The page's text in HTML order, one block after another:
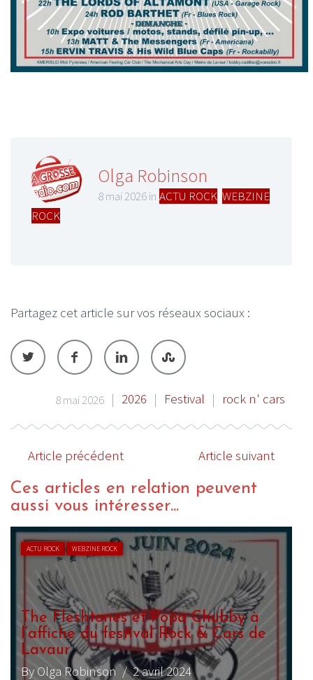
Olga Robinson
8 mai 2026 in ACTU ROCK WEBZINE
ROCK
Partagez cet article sur vos réseaux sociaux :
8 mai 2026 | 2026 | Festival | rock n' cars
Article précédent Article suivant
Ces articles en relation peuvent
aussi vous intéresser...
ACTU ROCK WEBZINE ROCK
The Fleshtones et Popa Chubby à
l’affiche du festival Rock & Cars de
Lavaur
By Olga Robinson/ 2 avril 2024